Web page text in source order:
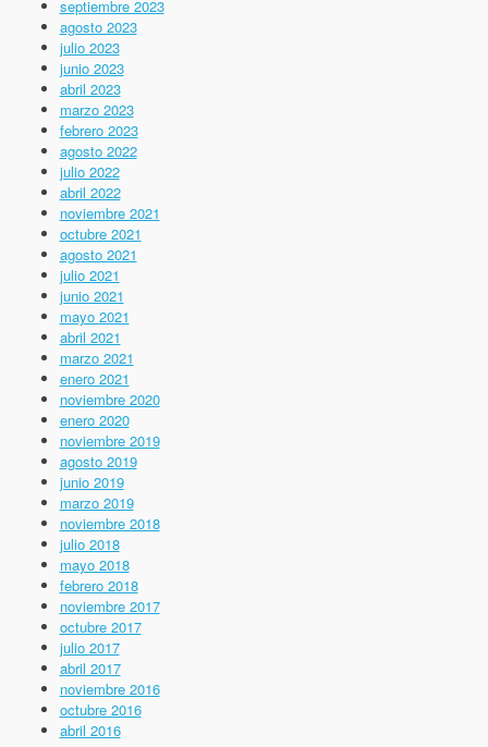
septiembre 2023
agosto 2023
julio 2023
junio 2023
abril 2023
marzo 2023
febrero 2023
agosto 2022
julio 2022
abril 2022
noviembre 2021
octubre 2021
agosto 2021
julio 2021
junio 2021
mayo 2021
abril 2021
marzo 2021
enero 2021
noviembre 2020
enero 2020
noviembre 2019
agosto 2019
junio 2019
marzo 2019
noviembre 2018
julio 2018
mayo 2018
febrero 2018
noviembre 2017
octubre 2017
julio 2017
abril 2017
noviembre 2016
octubre 2016
abril 2016